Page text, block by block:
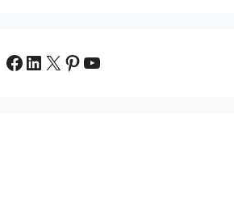
Facebook
LinkedIn
X Pinterest
YouTube